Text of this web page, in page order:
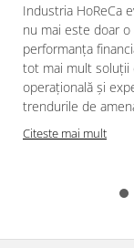
Industria HoReCa
nu mai este doar
performanța
tot mai mult soluții
operațională și
trendurile de
Citeste mai mult